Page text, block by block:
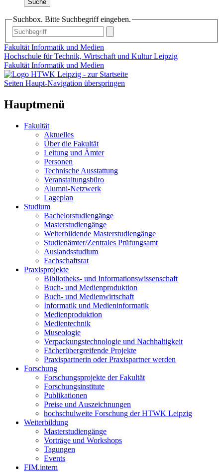
Suche
Suchbox. Bitte Suchbegriff eingeben.
Fakultät Informatik und Medien
Hochschule für Technik, Wirtschaft und Kultur Leipzig
Fakultät Informatik und Medien
Seiten Haupt-Navigation überspringen
Hauptmenü
Fakultät
Aktuelles
Über die Fakultät
Leitung und Ämter
Personen
Technische Ausstattung
Veranstaltungsbüro
Alumni-Netzwerk
Lageplan
Studium
Bachelorstudiengänge
Masterstudiengänge
Weiterbildende Masterstudiengänge
Studienämter/Zentrales Prüfungsamt
Auslandsstudium
Fachschaftsrat
Praxisprojekte
Bibliotheks- und Informationswissenschaft
Buch- und Medienproduktion
Buch- und Medienwirtschaft
Informatik und Medieninformatik
Medienproduktion
Medientechnik
Museologie
Verpackungstechnologie und Nachhaltigkeit
Fächerübergreifende Projekte
Praxispartnerin oder Praxispartner werden
Forschung
Forschungsprojekte der Fakultät
Forschungsinstitute
Publikationen
Preise und Auszeichnungen
hochschulweite Forschung der HTWK Leipzig
Weiterbildung
Masterstudiengänge
Vorträge und Workshops
Tagungen
Events
FIM.intern